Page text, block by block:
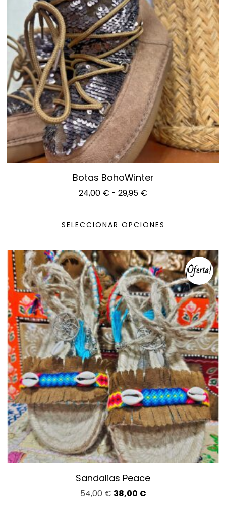
Botas BohoWinter
24,00 € - 29,95 €
SELECCIONAR OPCIONES
¡Oferta!
Sandalias Peace
54,00 € 38,00 €